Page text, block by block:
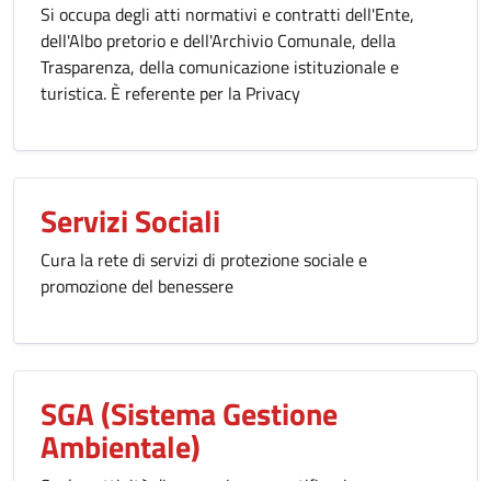
Si occupa degli atti normativi e contratti dell'Ente,
dell'Albo pretorio e dell'Archivio Comunale, della
Trasparenza, della comunicazione istituzionale e
turistica. È referente per la Privacy
Servizi Sociali
Cura la rete di servizi di protezione sociale e
promozione del benessere
SGA (Sistema Gestione
Ambientale)